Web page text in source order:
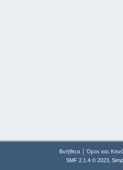
Βοήθεια| Όροι και
SMF 2.1.4 © 2023,